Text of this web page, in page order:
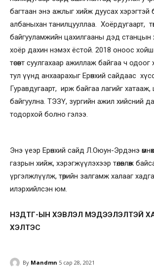
багтаан энэ ажлыг хийж дуусах хэрэгтэй
албаныхан танилцууллаа. Хоёрдугаарт,
байгууламжийн цахилгааны дэд станцын
хоёр дахин нэмэх ёстой. 2018 оноос
төсөвт суулгахаар ажиллаж байгаа ч одоог
тул үүнд анхаарахыг Ерөнхий сайдаас
Гуравдугаарт, ирж байгаа лагийг
байгуулна. ТЭЗҮ, зургийн ажил хийсний
тодорхой болно гэлээ.
Энэ үеэр Ерөнхий сайд Л.Оюун-Эрдэнэ
газрын хийж, хэрэгжүүлэхээр төлөвлөж
үргэлжлүүлж, төрийн залгамж халааг
илэрхийлсэн юм.
НЗДТГ-ЫН ХЭВЛЭЛ МЭДЭЭЛЭЛТЭЙ
ХЭЛТЭС
By Mandmn 5 сар 28, 2021